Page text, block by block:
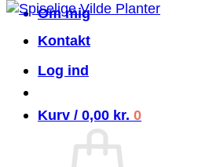
Om mig
Kontakt
Log ind
Kurv / 0,00 kr. 0